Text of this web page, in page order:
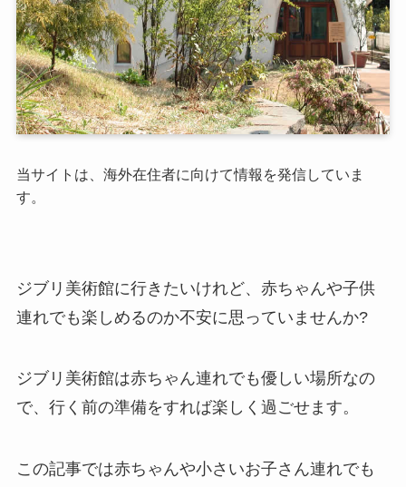
当サイトは、海外在住者に向けて情報を発信していま
す。
ジブリ美術館に行きたいけれど、赤ちゃんや子供
連れでも楽しめるのか不安に思っていませんか?
ジブリ美術館は赤ちゃん連れでも優しい場所なの
で、行く前の準備をすれば楽しく過ごせます。
この記事では赤ちゃんや小さいお子さん連れでも